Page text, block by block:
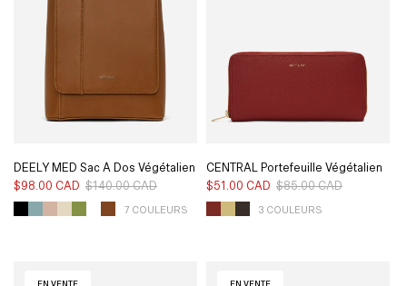
DEELY MED Sac À Dos Végétalien
- Vintage
Prix
$140.00 CADPrix
$98.00 CAD
7 COULEURS
CENTRAL Portefeuille Végétalien
- Pureté
Prix
$85.00 CADPrix
$51.00 CAD
3 COULEURS
EN VENTE EN VENTE